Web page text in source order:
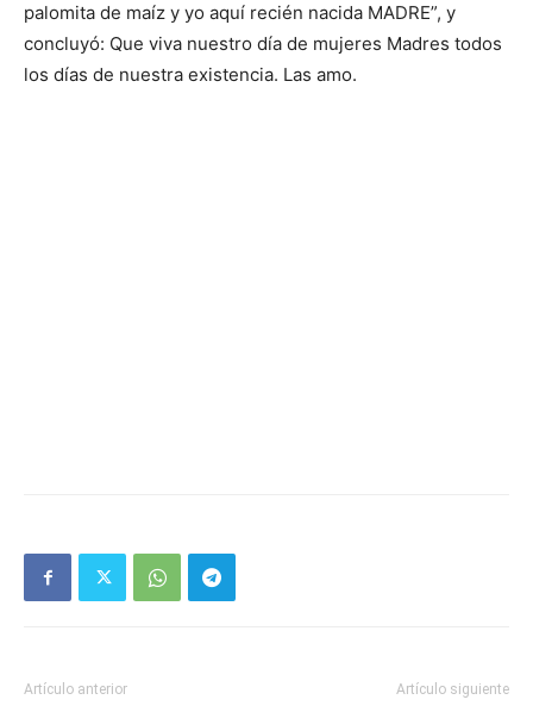
palomita de maíz y yo aquí recién nacida MADRE”, y
concluyó: Que viva nuestro día de mujeres Madres todos
los días de nuestra existencia. Las amo.
Artículo anterior Artículo siguiente